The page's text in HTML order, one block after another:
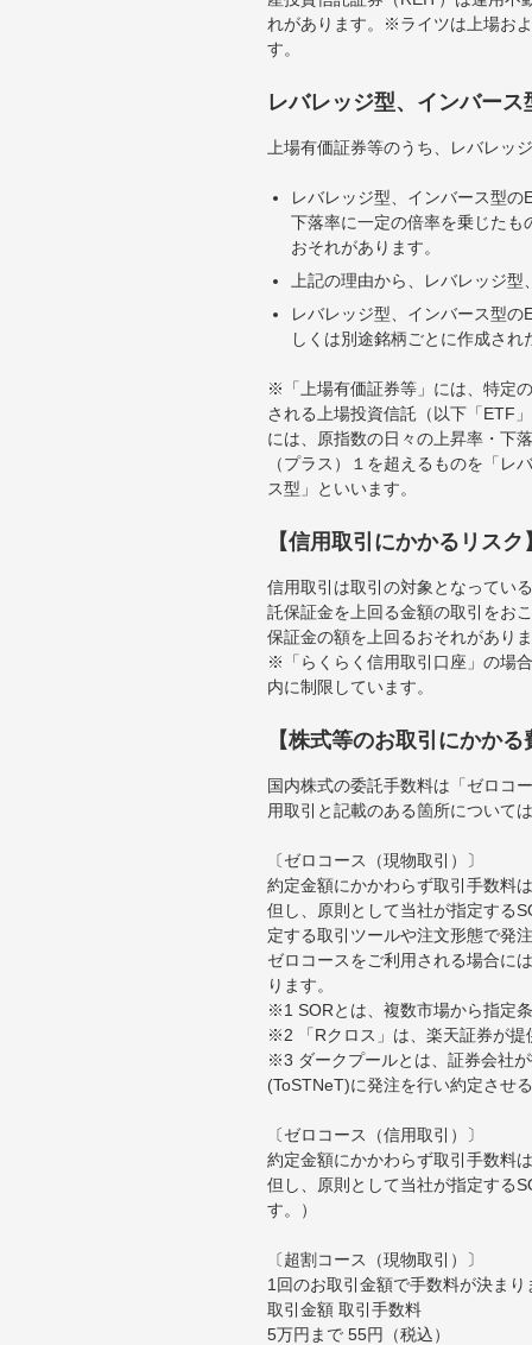
れがあります。※ライツは上場お
す。
レバレッジ型、インバー
上場有価証券等のうち、レバレ
レバレッジ型、インバース型
下落率に一定の倍率を乗じた
おそれがあります。
上記の理由から、レバレッジ
レバレッジ型、インバース型
しくは別途銘柄ごとに作成さ
※「上場有価証券等」には、特定
される上場投資信託（以下「ETF
には、原指数の日々の上昇率・下
（プラス）１を超えるものを「
ス型」といいます。
【信用取引にかかるリスク
信用取引は取引の対象となってい
託保証金を上回る金額の取引をお
保証金の額を上回るおそれがあり
※「らくらく信用取引口座」の場
内に制限しています。
【株式等のお取引にかかる
国内株式の委託手数料は「ゼロコ
用取引と記載のある箇所について
〔ゼロコース（現物取引）〕
約定金額にかかわらず取引手数料
但し、原則として当社が指定する
定する取引ツールや注文形態で発
ゼロコースをご利用される場合に
ります。
※1 SORとは、複数市場から指定
※2 「Rクロス」は、楽天証券が
※3 ダークプールとは、証券会社
(ToSTNeT)に発注を行い約定させ
〔ゼロコース（信用取引）〕
約定金額にかかわらず取引手数料
但し、原則として当社が指定する
す。）
〔超割コース（現物取引）〕
1回のお取引金額で手数料が決まり
取引金額 取引手数料
5万円まで 55円（税込）